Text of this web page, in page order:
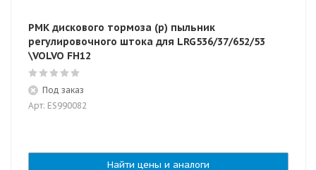
РМК дискового тормоза (р) пыльник
регулировочного штока для LRG536/37/652/53
\VOLVO FH12
Под заказ
Арт: ES990082
Найти цены и аналоги